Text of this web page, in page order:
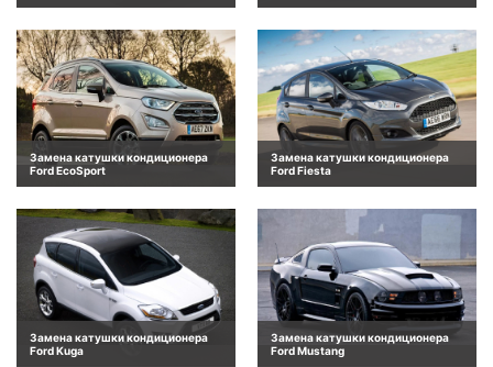
Замена катушки кондиционера
Ford EcoSport
Замена катушки кондиционера
Ford Fiesta
Замена катушки кондиционера
Ford Kuga
Замена катушки кондиционера
Ford Mustang